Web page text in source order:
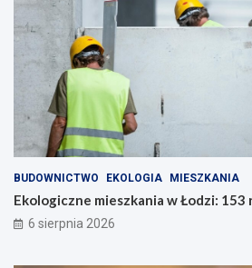
BUDOWNICTWO EKOLOGIA MIESZKANIA
Ekologiczne mieszkania w Łodzi:
6 sierpnia 2026